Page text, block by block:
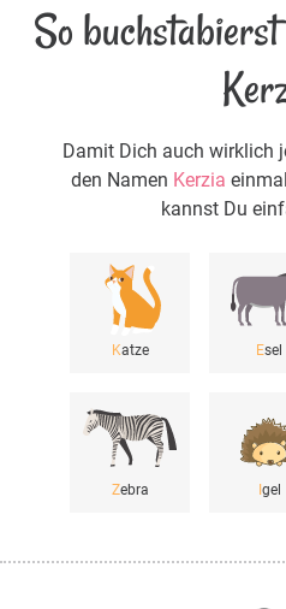
So
Damit Dich auch wirklich
den Namen Kerzia
kannst Du
Katze Esel
Zebra gel